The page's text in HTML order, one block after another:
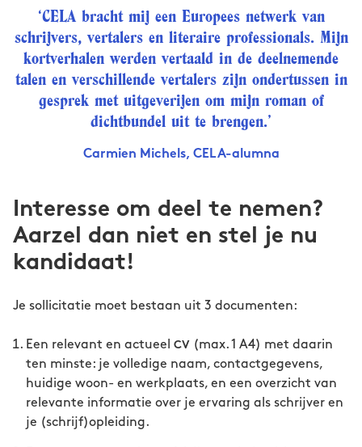
‘CELA bracht mij een Europees netwerk van
schrijvers, vertalers en literaire professionals. Mijn
kortverhalen werden vertaald in de deelnemende
talen en verschillende vertalers zijn ondertussen in
gesprek met uitgeverijen om mijn roman of
dichtbundel uit te brengen.’
Carmien Michels, CELA-alumna
Interesse om deel te nemen?
Aarzel dan niet en stel je nu
kandidaat!
Je sollicitatie moet bestaan uit 3 documenten:
Een relevant en actueel CV (max. 1 A4) met daarin
ten minste: je volledige naam, contactgegevens,
huidige woon- en werkplaats, en een overzicht van
relevante informatie over je ervaring als schrijver en
je (schrijf)opleiding.